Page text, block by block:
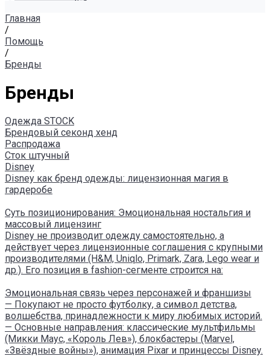
Главная
/
Помощь
/
Бренды
Бренды
Одежда STOCK
Брендовый секонд хенд
Распродажа
Сток штучный
Disney
Disney как бренд одежды: лицензионная магия в
гардеробе
Суть позиционирования: Эмоциональная ностальгия и
массовый лицензинг
Disney не производит одежду самостоятельно, а
действует через лицензионные соглашения с крупными
производителями (H&M, Uniqlo, Primark, Zara, Lego wear и
др.). Его позиция в fashion-сегменте строится на:
Эмоциональная связь через персонажей и франшизы
— Покупают не просто футболку, а символ детства,
волшебства, принадлежности к миру любимых историй.
— Основные направления: классические мультфильмы
(Микки Маус, «Король Лев»), блокбастеры (Marvel,
«Звёздные войны»), анимация Pixar и принцессы Disney.